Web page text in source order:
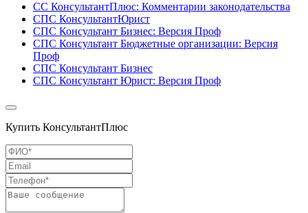
СС КонсультантПлюс: Комментарии законодательства
СПС КонсультантЮрист
СПС Консультант Бизнес: Версия Проф
СПС Консультант Бюджетные организации: Версия
Проф
СПС Консультант Бизнес
СПС Консультант Юрист: Версия Проф
Купить КонсультантПлюс